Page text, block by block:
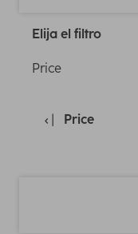
Elija el filtro
Price
Price